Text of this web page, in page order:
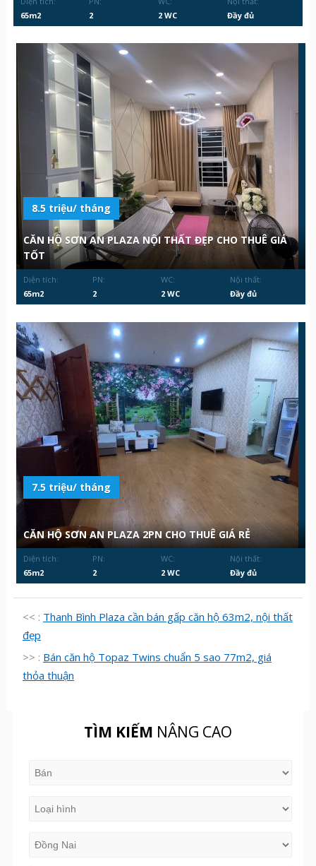
65m2
2
2 WC
Đầy đủ
8.5 triệu/ tháng
CĂN HỘ SƠN AN PLAZA NỘI THẤT ĐẸP CHO THUÊ GIÁ
TỐT
Diện tích:
65m2
PN:
2
WC:
2 WC
Nội thất:
Đầy đủ
7.5 triệu/ tháng
CĂN HỘ SƠN AN PLAZA 2PN CHO THUÊ GIÁ RẺ
Diện tích:
65m2
PN:
2
WC:
2 WC
Nội thất:
Đầy đủ
<< : Thanh Bình Plaza cần bán gấp căn hộ 63m2, nội thất
đẹp
>> : Bán căn hộ Topaz Twins chuẩn 5 sao 77m2, giá
thỏa thuận
TÌM KIẾM NÂNG CAO